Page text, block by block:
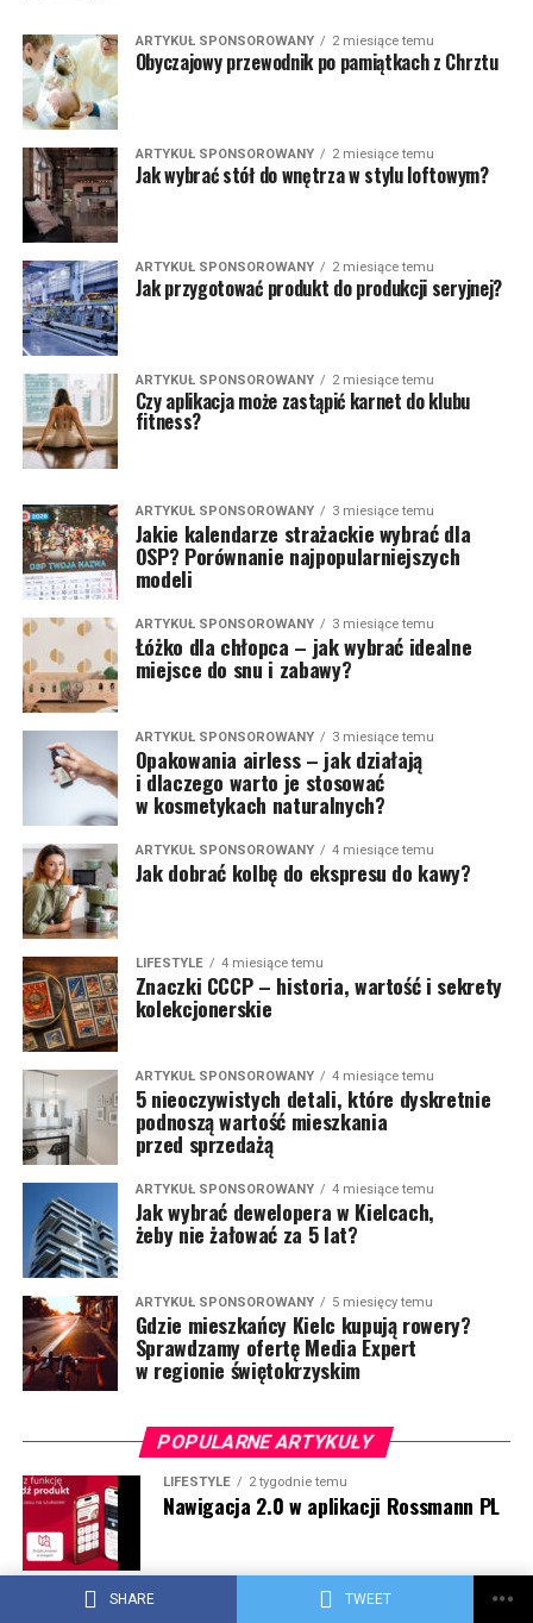
SHARE TWEET
ARTYKUŁ SPONSOROWANY 2 miesiące temu
Obyczajowy przewodnik po pamiątkach z Chrztu
ARTYKUŁ SPONSOROWANY 2 miesiące temu
Jak wybrać stół do wnętrza w stylu loftowym?
ARTYKUŁ SPONSOROWANY 2 miesiące temu
Jak przygotować produkt do produkcji seryjnej?
ARTYKUŁ SPONSOROWANY 2 miesiące temu
Czy aplikacja może zastąpić karnet do klubu
fitness?
ARTYKUŁ SPONSOROWANY 3 miesiące temu
Jakie kalendarze strażackie wybrać dla
OSP? Porównanie najpopularniejszych
modeli
ARTYKUŁ SPONSOROWANY 3 miesiące temu
Łóżko dla chłopca – jak wybrać idealne
miejsce do snu i zabawy?
ARTYKUŁ SPONSOROWANY 3 miesiące temu
Opakowania airless – jak działają
i dlaczego warto je stosować
w kosmetykach naturalnych?
ARTYKUŁ SPONSOROWANY 4 miesiące temu
Jak dobrać kolbę do ekspresu do kawy?
LIFESTYLE 4 miesiące temu
Znaczki CCCP – historia, wartość i sekrety
kolekcjonerskie
ARTYKUŁ SPONSOROWANY 4 miesiące temu
5 nieoczywistych detali, które dyskretnie
podnoszą wartość mieszkania
przed sprzedażą
ARTYKUŁ SPONSOROWANY 4 miesiące temu
Jak wybrać dewelopera w Kielcach,
żeby nie żałować za 5 lat?
ARTYKUŁ SPONSOROWANY 5 miesięcy temu
Gdzie mieszkańcy Kielc kupują rowery?
Sprawdzamy ofertę Media Expert
w regionie świętokrzyskim
POPULARNE ARTYKUŁY
LIFESTYLE 2 tygodnie temu
Nawigacja 2.0 w aplikacji Rossmann PL
ARTYKUŁ SPONSOROWANY 1 tydzień temu